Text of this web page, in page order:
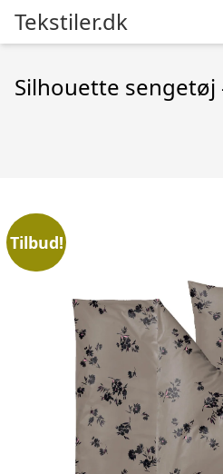
Tekstiler.dk
Silhouette sengetøj
Tilbud!